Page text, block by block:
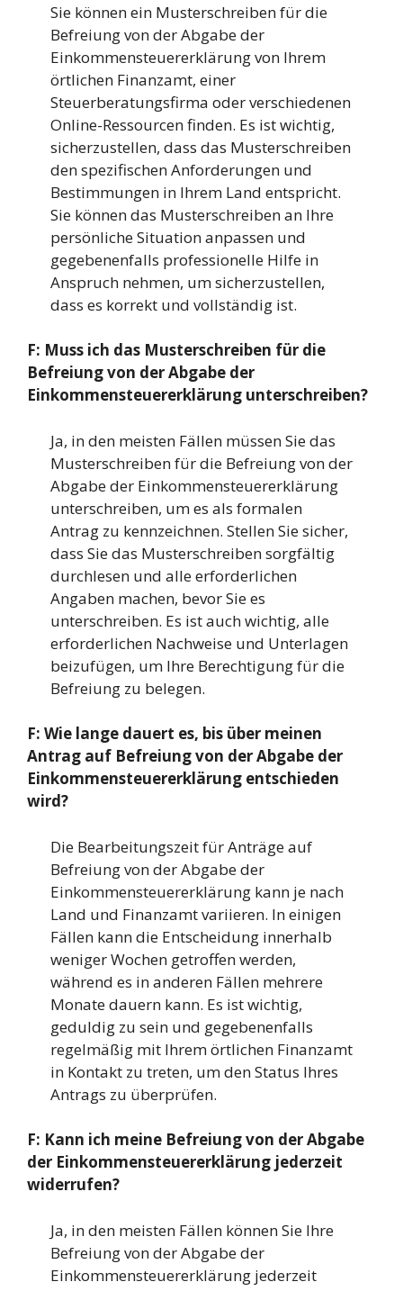
Sie können ein Musterschreiben für die
Befreiung von der Abgabe der
Einkommensteuererklärung von Ihrem
örtlichen Finanzamt, einer
Steuerberatungsfirma oder verschiedenen
Online-Ressourcen finden. Es ist wichtig,
sicherzustellen, dass das Musterschreiben
den spezifischen Anforderungen und
Bestimmungen in Ihrem Land entspricht.
Sie können das Musterschreiben an Ihre
persönliche Situation anpassen und
gegebenenfalls professionelle Hilfe in
Anspruch nehmen, um sicherzustellen,
dass es korrekt und vollständig ist.
F: Muss ich das Musterschreiben für die
Befreiung von der Abgabe der
Einkommensteuererklärung unterschreiben?
Ja, in den meisten Fällen müssen Sie das
Musterschreiben für die Befreiung von der
Abgabe der Einkommensteuererklärung
unterschreiben, um es als formalen
Antrag zu kennzeichnen. Stellen Sie sicher,
dass Sie das Musterschreiben sorgfältig
durchlesen und alle erforderlichen
Angaben machen, bevor Sie es
unterschreiben. Es ist auch wichtig, alle
erforderlichen Nachweise und Unterlagen
beizufügen, um Ihre Berechtigung für die
Befreiung zu belegen.
F: Wie lange dauert es, bis über meinen
Antrag auf Befreiung von der Abgabe der
Einkommensteuererklärung entschieden
wird?
Die Bearbeitungszeit für Anträge auf
Befreiung von der Abgabe der
Einkommensteuererklärung kann je nach
Land und Finanzamt variieren. In einigen
Fällen kann die Entscheidung innerhalb
weniger Wochen getroffen werden,
während es in anderen Fällen mehrere
Monate dauern kann. Es ist wichtig,
geduldig zu sein und gegebenenfalls
regelmäßig mit Ihrem örtlichen Finanzamt
in Kontakt zu treten, um den Status Ihres
Antrags zu überprüfen.
F: Kann ich meine Befreiung von der Abgabe
der Einkommensteuererklärung jederzeit
widerrufen?
Ja, in den meisten Fällen können Sie Ihre
Befreiung von der Abgabe der
Einkommensteuererklärung jederzeit